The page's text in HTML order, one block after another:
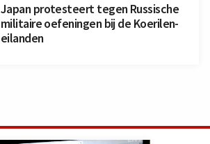
Japan protesteert tegen Russische
militaire oefeningen bij de Koerilen-
eilanden